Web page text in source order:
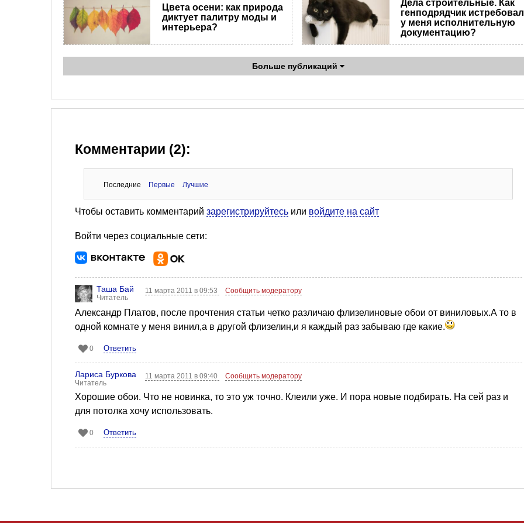
Цвета осени: как природа
диктует палитру моды и
интерьера?
Дела строительные. Как
генподрядчик истребовал
у меня исполнительную
документацию?
Больше публикаций
Комментарии (2):
Последние Первые Лучшие
Чтобы оставить комментарий зарегистрируйтесь или войдите на сайт
Войти через социальные сети:
Таша Бай
Читатель
11 марта 2011 в 09:53 Сообщить модератору
Александр Платов, после прочтения статьи четко различаю флизелиновые обои от виниловых.А то в
одной комнате у меня винил,а в другой флизелин,и я каждый раз забываю где какие.
0 Ответить
Лариса Буркова
Читатель
11 марта 2011 в 09:40 Сообщить модератору
Хорошие обои. Что не новинка, то это уж точно. Клеили уже. И пора новые подбирать. На сей раз и
для потолка хочу использовать.
0 Ответить